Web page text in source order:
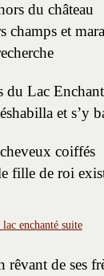
du château
champs et
du Lac
et s’y
coiffés
fille de roi
rêvant de ses